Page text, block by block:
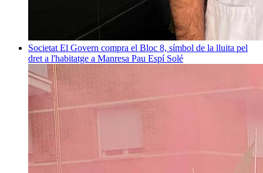
Societat El Govern compra el Bloc 8, símbol de la lluita pel
dret a l'habitatge a Manresa Pau Espí Solé